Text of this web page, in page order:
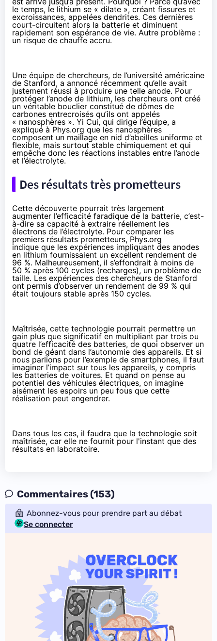
le temps, le lithium se « dilate », créant fissures et
excroissances, appelées dendrites. Ces dernières
court-circuitent alors la batterie et diminuent
rapidement son espérance de vie. Autre problème :
un risque de chauffe accru.
Une équipe de chercheurs, de l’université américaine
de Stanford, a annoncé récemment qu’elle avait
justement réussi à produire une telle anode. Pour
protéger l’anode de lithium, les chercheurs ont créé
un véritable bouclier constitué de dômes de
carbones entrecroisés qu’ils ont appelés
« nanosphères ». Yi Cui, qui dirige l’équipe, a
expliqué à Phys.org que les nanosphères
composent un maillage en nid d’abeilles uniforme et
flexible, mais surtout stable chimiquement et qui
empêche donc les réactions instables entre l’anode
et l’électrolyte.
Des résultats très prometteurs
Cette découverte pourrait très largement
augmenter l’efficacité faradique de la batterie, c’est-
à-dire sa capacité à extraire réellement les
électrons de l’électrolyte. Pour comparer les
premiers résultats prometteurs, Phys.org
indique que les expériences impliquant des anodes
en lithium fournissaient un excellent rendement de
96 %. Malheureusement, il s’effondrait à moins de
50 % après 100 cycles (recharges), un problème de
taille. Les expériences des chercheurs de Stanford
ont permis d’observer un rendement de 99 % qui
était toujours stable après 150 cycles.
Maîtrisée, cette technologie pourrait permettre un
gain plus que significatif en multipliant par trois ou
quatre l’efficacité des batteries, de quoi observer un
bond de géant dans l’autonomie des appareils. Et si
nous parlions pour l’exemple de smartphones, il faut
imaginer l’impact sur tous les appareils, y compris
les batteries de voitures. Et quand on pense au
potentiel des véhicules électriques, on imagine
aisément les espoirs un peu fous que cette
réalisation peut engendrer.
Dans tous les cas, il faudra que la technologie soit
maîtrisée, car elle ne fournit pour l'instant que des
résultats en laboratoire.
Commentaires (153)
Abonnez-vous pour prendre part au débat
Se connecter